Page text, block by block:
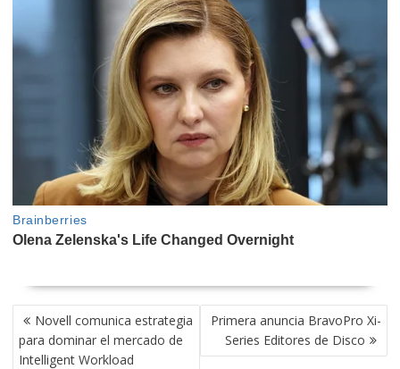
NAVEGACIÓN
DE
ENTRADAS
Novell comunica estrategia
para dominar el mercado de
Intelligent Workload
Primera anuncia BravoPro Xi-
Series Editores de Disco